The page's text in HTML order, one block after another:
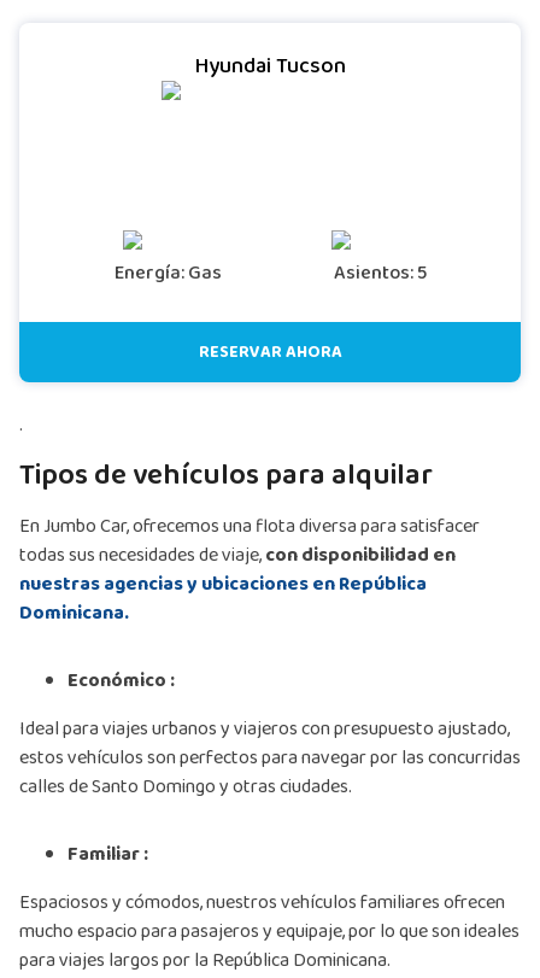
Hyundai Tucson
Energía: Gas Asientos: 5
RESERVAR AHORA
.
Tipos de vehículos para alquilar
En Jumbo Car, ofrecemos una flota diversa para satisfacer
todas sus necesidades de viaje,con disponibilidad en
nuestras agencias y ubicaciones en República
Dominicana.
Económico :
Ideal para viajes urbanos y viajeros con presupuesto ajustado,
estos vehículos son perfectos para navegar por las concurridas
calles de Santo Domingo y otras ciudades.
Familiar :
Espaciosos y cómodos, nuestros vehículos familiares ofrecen
mucho espacio para pasajeros y equipaje, por lo que son ideales
para viajes largos por la República Dominicana.